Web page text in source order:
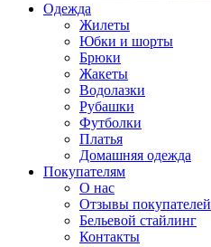
Одежда
Жилеты
Юбки и шорты
Брюки
Жакеты
Водолазки
Рубашки
Футболки
Платья
Домашняя одежда
Покупателям
О нас
Отзывы покупателей
Бельевой стайлинг
Контакты